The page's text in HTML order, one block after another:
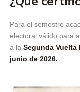
Para el semestre
electoral válido para
a la Segunda Vuelta
junio de 2026.